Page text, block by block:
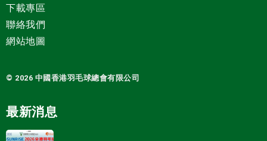
下載專區
聯絡我們
網站地圖
© 2026 中國 香港羽毛球總會有限公司
最新消息